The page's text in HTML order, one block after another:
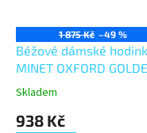
1 875 Kč –49 %
Béžové dámské
MINET OXFORD
BEIGE MWL5118
Skladem
938 Kč